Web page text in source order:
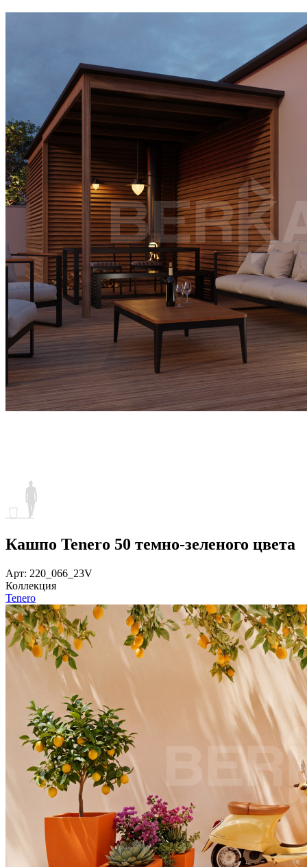
Кашпо Tenero 50 темно-зеленого цвета
Арт: 220_066_23V
Коллекция
Tenero